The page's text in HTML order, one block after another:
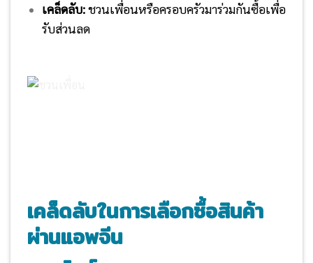
เคล็ดลับ:ชวนเพื่อนหรือครอบครัวมาร่วมกันซื้อเพื่อ
รับส่วนลด
เคล็ดลับในการเลือกซื้อสินค้า
ผ่านแอพจีน